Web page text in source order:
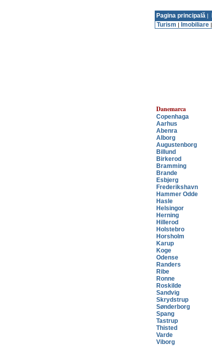
Pagina principală |
Turism | Imobiliare |
Danemarca
Copenhaga
Aarhus
Abenra
Alborg
Augustenborg
Billund
Birkerod
Bramming
Brande
Esbjerg
Frederikshavn
Hammer Odde
Hasle
Helsingor
Herning
Hillerod
Holstebro
Horsholm
Karup
Koge
Odense
Randers
Ribe
Ronne
Roskilde
Sandvig
Skrydstrup
Sønderborg
Spang
Tastrup
Thisted
Varde
Viborg